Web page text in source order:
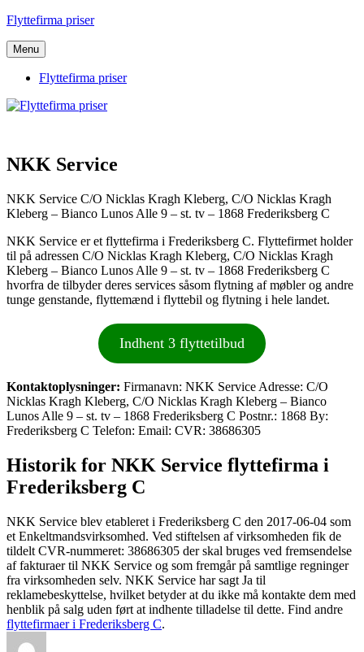
Videre
indhold
Flyttefirma priser
Menu
Flyttefirma priser
NKK Service
NKK Service C/O Nicklas Kragh Kleberg, C/O Nicklas Kragh
Kleberg – Bianco Lunos Alle 9 – st. tv – 1868 Frederiksberg C
NKK Service er et flyttefirma i Frederiksberg C. Flyttefirmet holder
til på adressen C/O Nicklas Kragh Kleberg, C/O Nicklas Kragh
Kleberg – Bianco Lunos Alle 9 – st. tv – 1868 Frederiksberg C
hvorfra de tilbyder deres services såsom flytning af møbler og andre
tunge genstande, flyttemænd i flyttebil og flytning i hele landet.
Indhent 3 flyttetilbud
Kontaktoplysninger: Firmanavn: NKK Service Adresse: C/O
Nicklas Kragh Kleberg, C/O Nicklas Kragh Kleberg – Bianco
Lunos Alle 9 – st. tv – 1868 Frederiksberg C Postnr.: 1868 By:
Frederiksberg C Telefon: Email: CVR: 38686305
Historik for NKK Service flyttefirma i
Frederiksberg C
NKK Service blev etableret i Frederiksberg C den 2017-06-04 som
et Enkeltmandsvirksomhed. Ved stiftelsen af virksomheden fik de
tildelt CVR-nummeret: 38686305 der skal bruges ved fremsendelse
af fakturaer til NKK Service og som fremgår på samtlige regninger
fra virksomheden selv. NKK Service har sagt Ja til
reklamebeskyttelse, hvilket betyder at du ikke må kontakte dem med
henblik på salg uden ført at indhente tilladelse til dette. Find andre
flyttefirmaer i Frederiksberg C.